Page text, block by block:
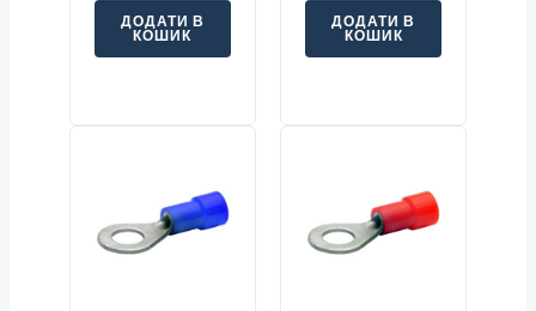
ДОДАТИ В
КОШИК
ДОДАТИ В
КОШИК